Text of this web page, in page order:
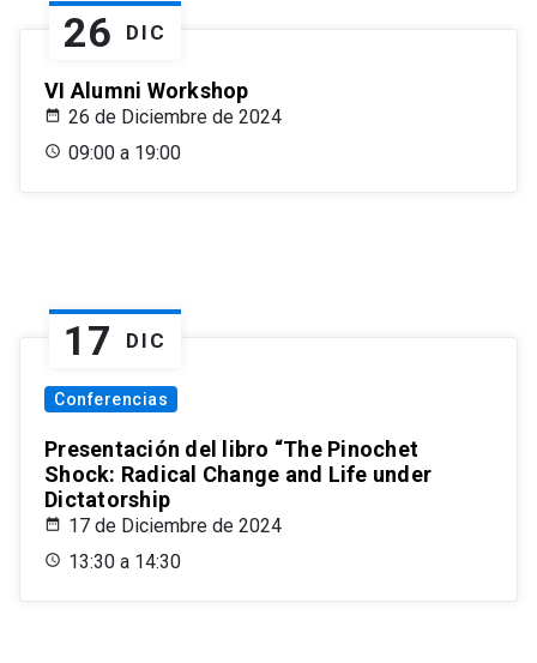
26 DIC
VI Alumni Workshop
26 de Diciembre de 2024
09:00 a 19:00
17 DIC
Conferencias
Presentación del libro “The Pinochet
Shock: Radical Change and Life under
Dictatorship
17 de Diciembre de 2024
13:30 a 14:30